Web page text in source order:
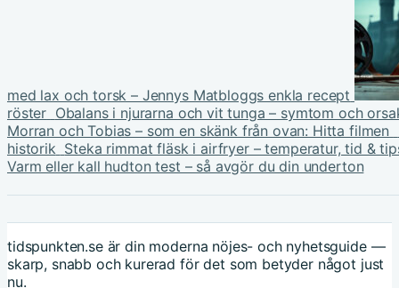
med lax och torsk – Jennys Matbloggs enkla recept
röster Obalans i njurarna och vit tunga – symtom och
Morran och Tobias – som en skänk från ovan: Hitta filmen
historik Steka rimmat fläsk i airfryer – temperatur, tid &
Varm eller kall hudton test – så avgör du din underton
tidspunkten.se är din moderna nöjes- och nyhetsguide —
skarp, snabb och kurerad för det som betyder något just
nu.